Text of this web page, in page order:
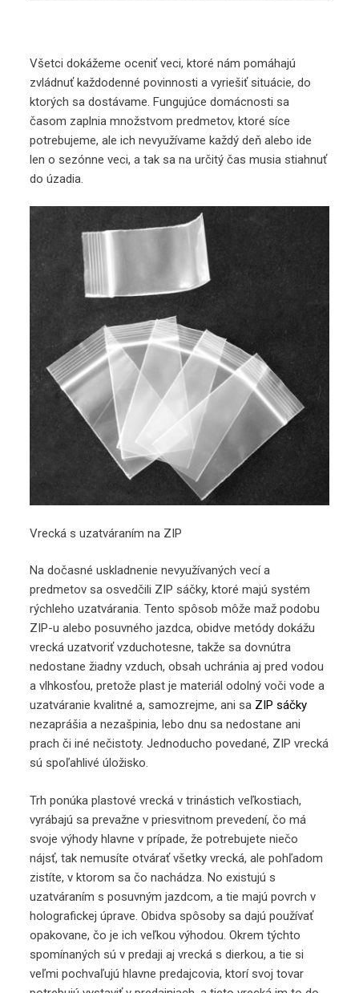
Všetci dokážeme oceniť veci, ktoré nám pomáhajú
zvládnuť každodenné povinnosti a vyriešiť situácie, do
ktorých sa dostávame. Fungujúce domácnosti sa
časom zaplnia množstvom predmetov, ktoré síce
potrebujeme, ale ich nevyužívame každý deň alebo ide
len o sezónne veci, a tak sa na určitý čas musia stiahnuť
do úzadia.
Vrecká s uzatváraním na ZIP
Na dočasné uskladnenie nevyužívaných vecí a
predmetov sa osvedčili ZIP sáčky, ktoré majú systém
rýchleho uzatvárania. Tento spôsob môže maž podobu
ZIP-u alebo posuvného jazdca, obidve metódy dokážu
vrecká uzatvoriť vzduchotesne, takže sa dovnútra
nedostane žiadny vzduch, obsah uchránia aj pred vodou
a vlhkosťou, pretože plast je materiál odolný voči vode a
uzatváranie kvalitné a, samozrejme, ani sa ZIP sáčky
nezaprášia a nezašpinia, lebo dnu sa nedostane ani
prach či iné nečistoty. Jednoducho povedané, ZIP vrecká
sú spoľahlivé úložisko.
Trh ponúka plastové vrecká v trinástich veľkostiach,
vyrábajú sa prevažne v priesvitnom prevedení, čo má
svoje výhody hlavne v prípade, že potrebujete niečo
nájsť, tak nemusíte otvárať všetky vrecká, ale pohľadom
zistíte, v ktorom sa čo nachádza. No existujú s
uzatváraním s posuvným jazdcom, a tie majú povrch v
holografickej úprave. Obidva spôsoby sa dajú používať
opakovane, čo je ich veľkou výhodou. Okrem týchto
spomínaných sú v predaji aj vrecká s dierkou, a tie si
veľmi pochvaľujú hlavne predajcovia, ktorí svoj tovar